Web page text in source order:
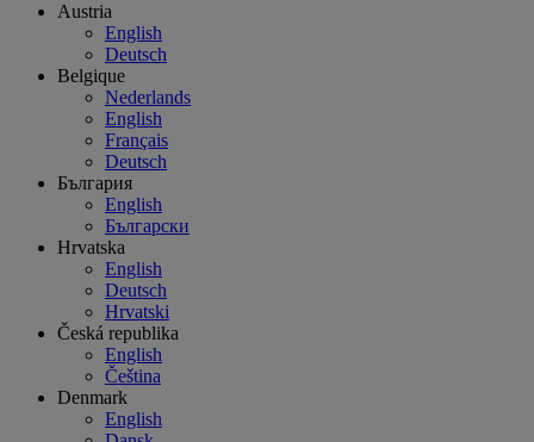
Austria
English
Deutsch
Belgique
Nederlands
English
Français
Deutsch
България
English
Български
Hrvatska
English
Deutsch
Hrvatski
Česká republika
English
Čeština
Denmark
English